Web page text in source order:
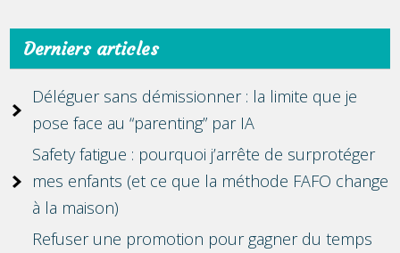
Derniers articles
Déléguer sans démissionner : la limite que je
pose face au “parenting” par IA
Safety fatigue : pourquoi j’arrête de surprotéger
mes enfants (et ce que la méthode FAFO change
à la maison)
Refuser une promotion pour gagner du temps